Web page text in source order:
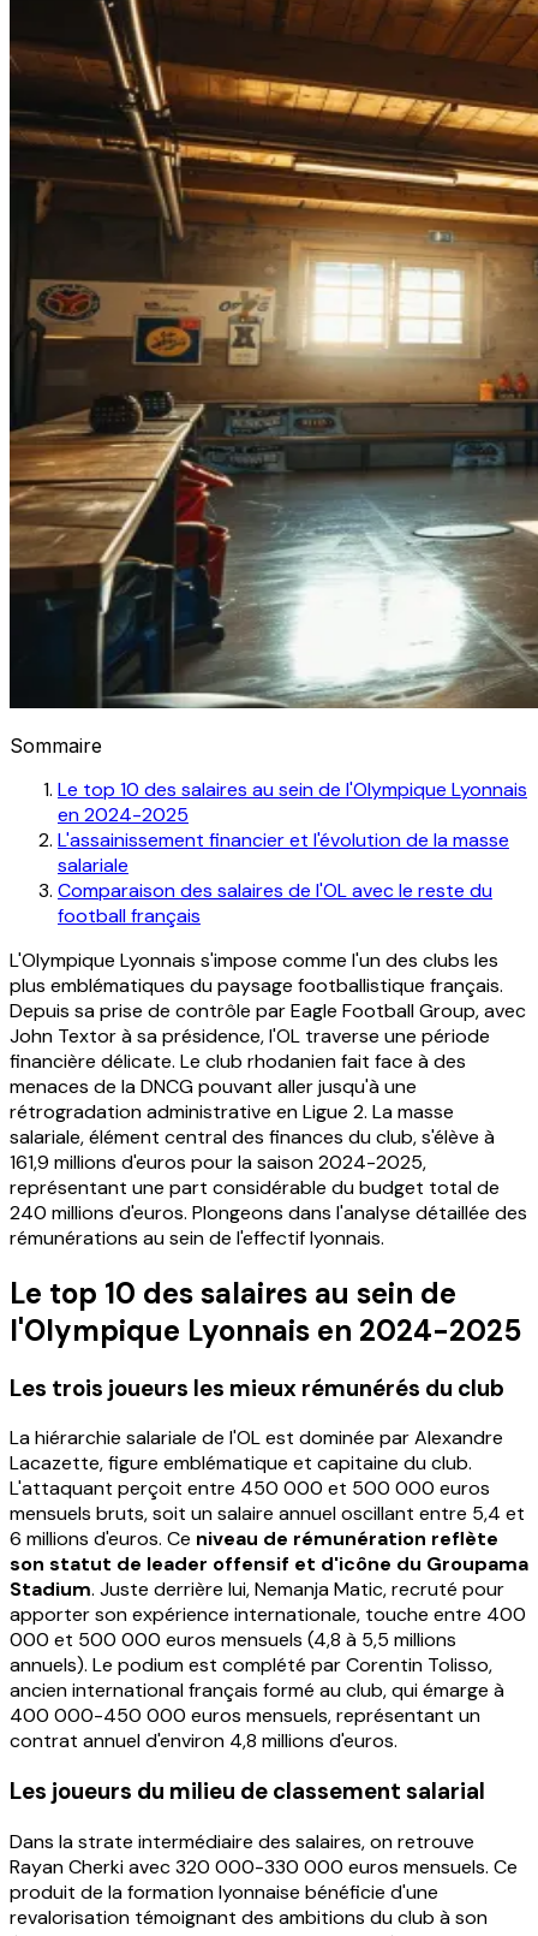
Sommaire
Le top 10 des salaires au sein de l'Olympique Lyonnais
en 2024-2025
L'assainissement financier et l'évolution de la masse
salariale
Comparaison des salaires de l'OL avec le reste du
football français
L'Olympique Lyonnais s'impose comme l'un des clubs les
plus emblématiques du paysage footballistique français.
Depuis sa prise de contrôle par Eagle Football Group, avec
John Textor à sa présidence, l'OL traverse une période
financière délicate. Le club rhodanien fait face à des
menaces de la DNCG pouvant aller jusqu'à une
rétrogradation administrative en Ligue 2. La masse
salariale, élément central des finances du club, s'élève à
161,9 millions d'euros pour la saison 2024-2025,
représentant une part considérable du budget total de
240 millions d'euros. Plongeons dans l'analyse détaillée des
rémunérations au sein de l'effectif lyonnais.
Le top 10 des salaires au sein de
l'Olympique Lyonnais en 2024-2025
Les trois joueurs les mieux rémunérés du club
La hiérarchie salariale de l'OL est dominée par Alexandre
Lacazette, figure emblématique et capitaine du club.
L'attaquant perçoit entre 450 000 et 500 000 euros
mensuels bruts, soit un salaire annuel oscillant entre 5,4 et
6 millions d'euros. Ce niveau de rémunération reflète
son statut de leader offensif et d'icône du Groupama
Stadium. Juste derrière lui, Nemanja Matic, recruté pour
apporter son expérience internationale, touche entre 400
000 et 500 000 euros mensuels (4,8 à 5,5 millions
annuels). Le podium est complété par Corentin Tolisso,
ancien international français formé au club, qui émarge à
400 000-450 000 euros mensuels, représentant un
contrat annuel d'environ 4,8 millions d'euros.
Les joueurs du milieu de classement salarial
Dans la strate intermédiaire des salaires, on retrouve
Rayan Cherki avec 320 000-330 000 euros mensuels. Ce
produit de la formation lyonnaise bénéficie d'une
revalorisation témoignant des ambitions du club à son